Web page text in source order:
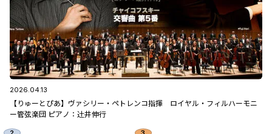
2026.04.13
【りゅーとぴあ】ヴァシリー・ペトレンコ指揮 ロイヤル・フィルハーモニ
ー管弦楽団 ピアノ：辻󠄀井伸行